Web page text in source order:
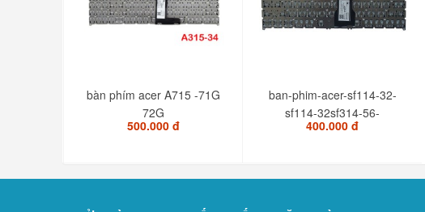
bàn phím acer A715 -71G
72G
500.000 đ
ban-phim-acer-sf114-32-
sf114-32sf314-56-
400.000 đ